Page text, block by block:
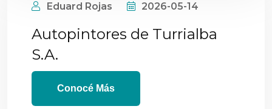
Eduard Rojas 2026-05-14
Autopintores de Turrialba
S.A.
Conocé Más